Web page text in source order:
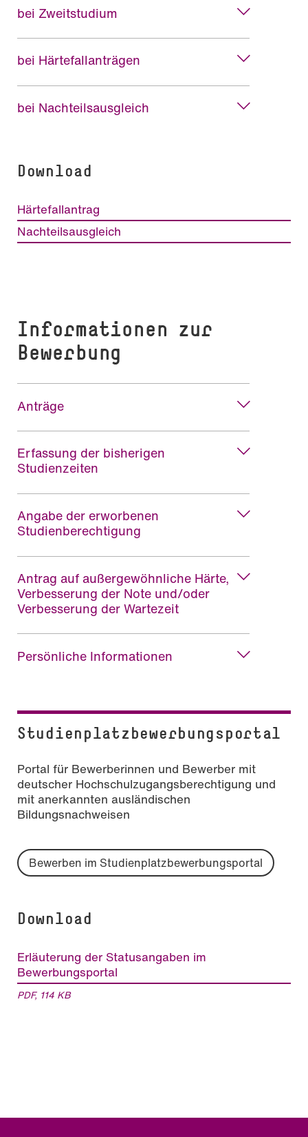
bei Zweitstudium
bei Härtefallanträgen
bei Nachteilsausgleich
Download
Härtefallantrag
Nachteilsausgleich
Informationen zur
Bewerbung
Anträge
Erfassung der bisherigen
Studienzeiten
Angabe der erworbenen
Studienberechtigung
Antrag auf außergewöhnliche Härte,
Verbesserung der Note und/oder
Verbesserung der Wartezeit
Persönliche Informationen
Studienplatzbewerbungsportal
Portal für Bewerberinnen und Bewerber mit
deutscher Hochschulzugangsberechtigung und
mit anerkannten ausländischen
Bildungsnachweisen
Bewerben im Studienplatzbewerbungsportal
Download
Erläuterung der Statusangaben im
Bewerbungsportal
PDF, 114 KB